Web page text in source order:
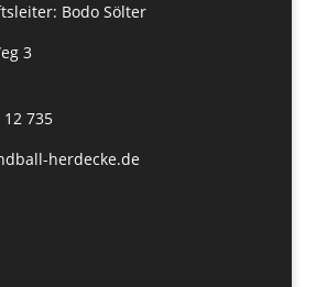
Bodo Sölter
3
735
herdecke.de